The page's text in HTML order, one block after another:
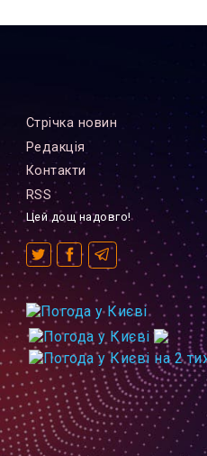
Стрiчка новин
Редакцiя
Контакти
RSS
Цей дощ надовго!